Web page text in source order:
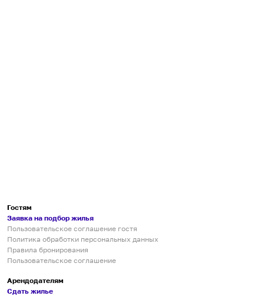
Гостям
Заявка на подбор жилья
Пользовательское соглашение гостя
Политика обработки персональных данных
Правила бронирования
Пользовательское соглашение
Арендодателям
Сдать жилье